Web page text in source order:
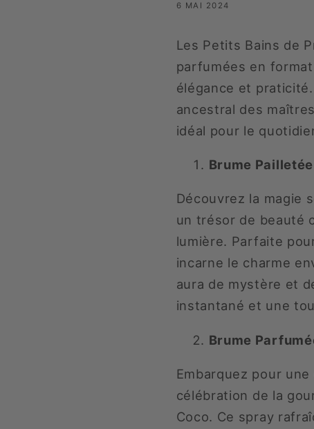
6 MAI 2024
Les Petits Bains de
parfumées en
élégance et
ancestral des
idéal pour le
Brume
Découvrez la magie
un trésor de beauté
lumière. Parfaite
incarne le charme
aura de mystère et
instantané et une
Brume
Embarquez pour
célébration de la
Coco. Ce spray